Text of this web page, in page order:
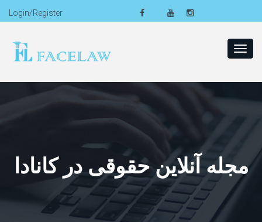
Login/Register
مجله آنلاین حقوقی در کانادا